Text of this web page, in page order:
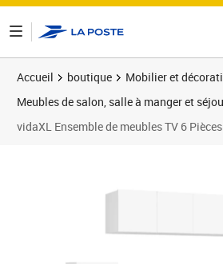
Accueil boutique
Mobilier et
Meubles de salon, salle à manger et
vidaXL Ensemble de meubles TV 6